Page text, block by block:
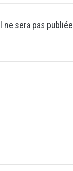
ne sera pas